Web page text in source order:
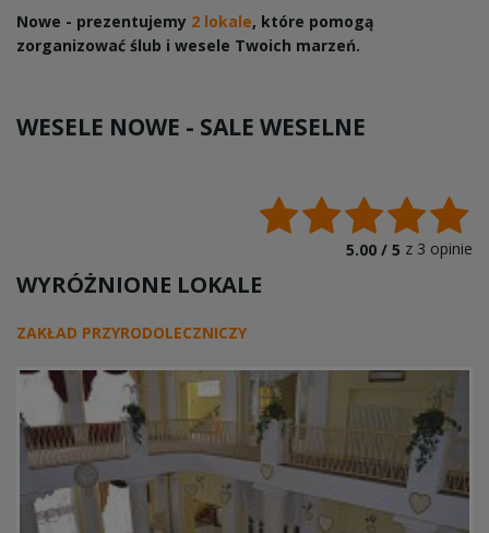
Nowe - prezentujemy 2 lokale, które pomogą
zorganizować ślub i wesele Twoich marzeń.
WESELE NOWE - SALE WESELNE
5.00 / 5 z 3 opinie
WYRÓŻNIONE LOKALE
ZAKŁAD PRZYRODOLECZNICZY